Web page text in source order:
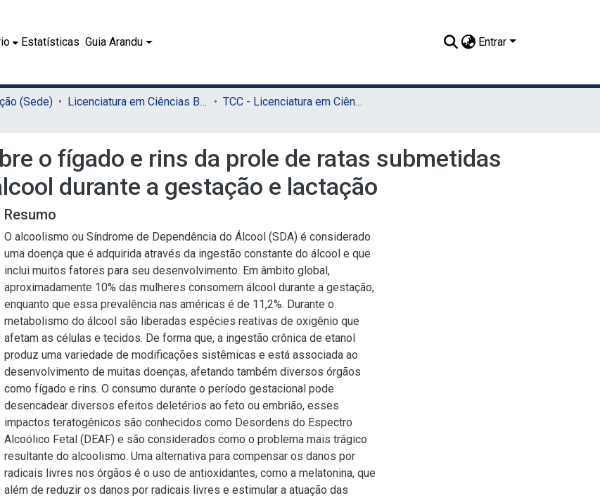
Estatísticas Guia Arandu Entrar
(Sede) Licenciatura em Ciências Biológicas (Sede)
TCC - Licenciatura em Ciências Biológicas (Sede)
o fígado e rins da prole de ratas submetidas
durante a gestação e lactação
Resumo
O alcoolismo ou Síndrome de Dependência do Álcool (SDA) é considerado
uma doença que é adquirida através da ingestão constante do álcool e que
inclui muitos fatores para seu desenvolvimento. Em âmbito global,
aproximadamente 10% das mulheres consomem álcool durante a gestação,
enquanto que essa prevalência nas américas é de 11,2%. Durante o
metabolismo do álcool são liberadas espécies reativas de oxigênio que
afetam as células e tecidos. De forma que, a ingestão crônica de etanol
produz uma variedade de modificações sistêmicas e está associada ao
desenvolvimento de muitas doenças, afetando também diversos órgãos
como fígado e rins. O consumo durante o período gestacional pode
desencadear diversos efeitos deletérios ao feto ou embrião, esses
impactos teratogênicos são conhecidos como Desordens do Espectro
Alcoólico Fetal (DEAF) e são considerados como o problema mais trágico
resultante do alcoolismo. Uma alternativa para compensar os danos por
radicais livres nos órgãos é o uso de antioxidantes, como a melatonina, que
além de reduzir os danos por radicais livres e estimular a atuação das